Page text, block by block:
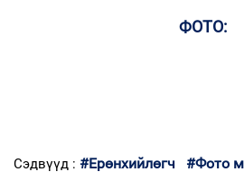
ФОТО:
Сэдвүүд : #Ерөнхийлөгч #Фото